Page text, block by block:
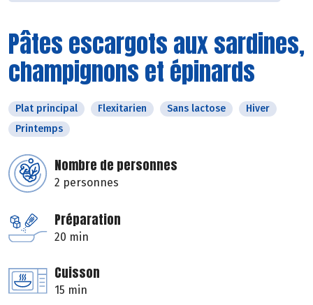
Pâtes escargots aux sardines,
champignons et épinards
Plat principal Flexitarien Sans lactose
Hiver
Printemps
Nombre de personnes
2 personnes
Préparation
20 min
Cuisson
15 min